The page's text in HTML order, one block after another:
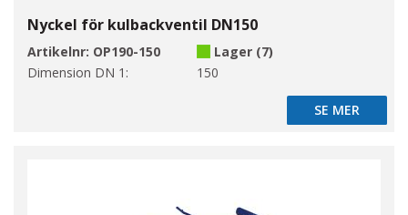
Nyckel för kulbackventil DN150
Artikelnr: OP190-150
Lager (7)
Dimension DN 1:
150
SE MER
SE MER